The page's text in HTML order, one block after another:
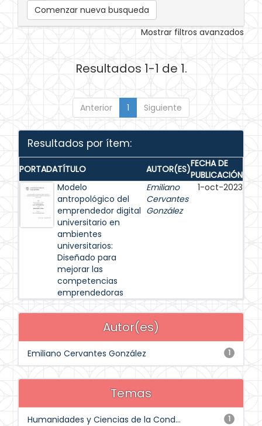
Comenzar nueva busqueda
Mostrar filtros avanzados
Resultados 1-1 de 1.
Anterior 1 Siguiente
Resultados por ítem:
PORTADATÍTULO AUTOR(ES)FECHA DE
PUBLICACIÓN
Modelo
antropológico del
emprendedor digital
universitario en
ambientes
universitarios:
Diseñado para
mejorar las
competencias
emprendedoras
Emiliano
Cervantes
González
1-oct-2023
Autor(es)
1
Emiliano Cervantes González
Temas
1
Humanidades y Ciencias de la Cond...